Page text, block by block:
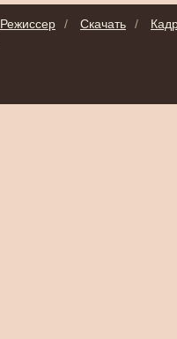
Режиссер / Скачать /